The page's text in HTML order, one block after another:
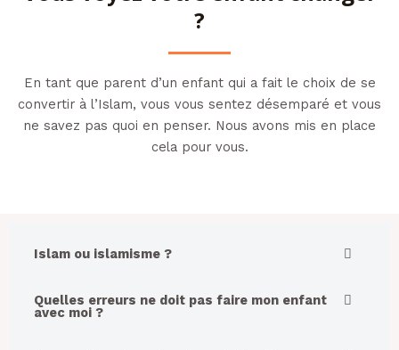
?
En tant que parent d’un enfant qui a fait le choix de se
convertir à l’Islam, vous vous sentez désemparé et vous
ne savez pas quoi en penser. Nous avons mis en place
cela pour vous.
Islam ou islamisme ?
Quelles erreurs ne doit pas faire mon enfant
avec moi ?